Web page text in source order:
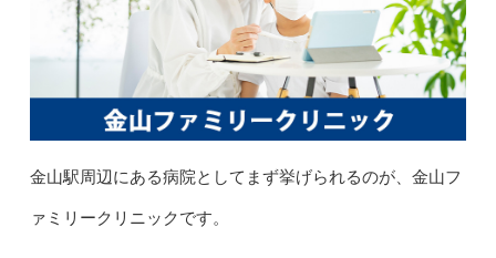
金山駅周辺にある病院としてまず挙げられるのが、金山フ
ァミリークリニックです。